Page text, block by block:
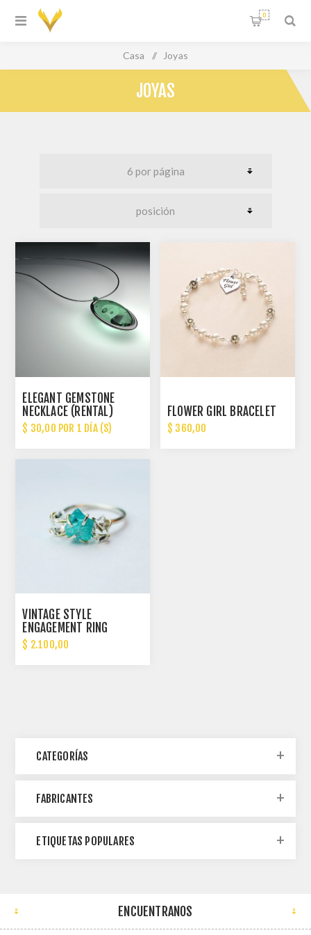
0
Casa / Joyas
JOYAS
ELEGANT GEMSTONE
NECKLACE (RENTAL)
$ 30,00 POR 1 DÍA (S)
FLOWER GIRL BRACELET
$ 360,00
VINTAGE STYLE
ENGAGEMENT RING
$ 2.100,00
CATEGORÍAS
FABRICANTES
ETIQUETAS POPULARES
ENCUENTRANOS